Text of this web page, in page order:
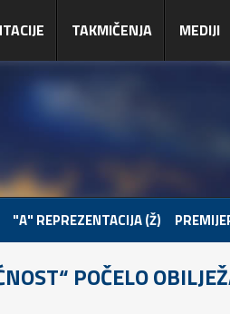
TAKMIČENJA MEDIJI
"A" REPREZENTACIJA (Ž)
POČELO